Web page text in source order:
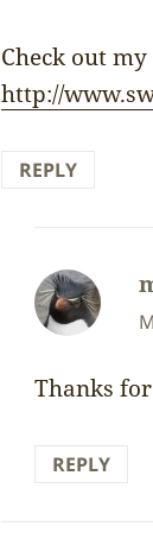
Check out
http://
REPLY
Thanks
REPLY